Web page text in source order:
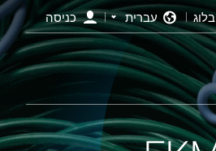
בלוג עברית כניסה